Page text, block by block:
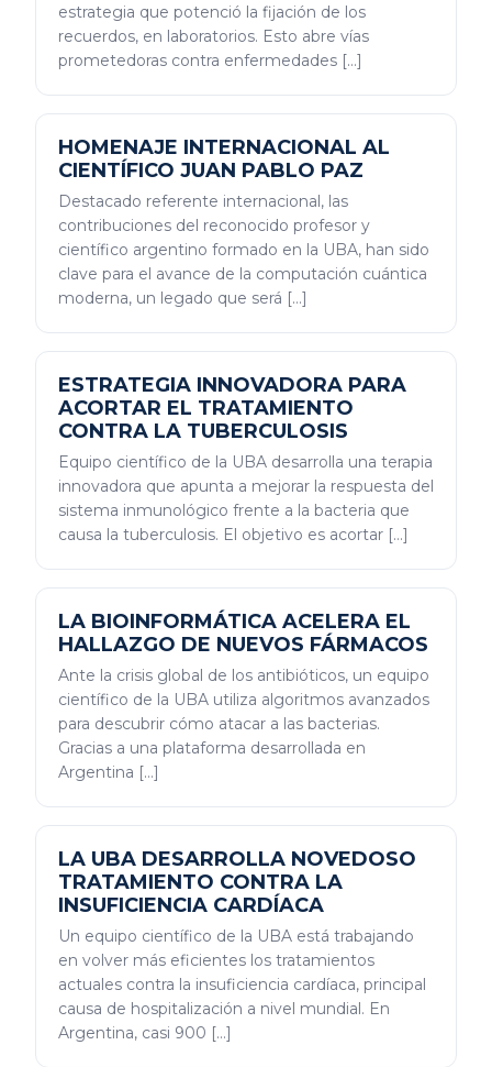
estrategia que potenció la fijación de los
recuerdos, en laboratorios. Esto abre vías
prometedoras contra enfermedades […]
HOMENAJE INTERNACIONAL AL
CIENTÍFICO JUAN PABLO PAZ
Destacado referente internacional, las
contribuciones del reconocido profesor y
científico argentino formado en la UBA, han sido
clave para el avance de la computación cuántica
moderna, un legado que será […]
ESTRATEGIA INNOVADORA PARA
ACORTAR EL TRATAMIENTO
CONTRA LA TUBERCULOSIS
Equipo científico de la UBA desarrolla una terapia
innovadora que apunta a mejorar la respuesta del
sistema inmunológico frente a la bacteria que
causa la tuberculosis. El objetivo es acortar […]
LA BIOINFORMÁTICA ACELERA EL
HALLAZGO DE NUEVOS FÁRMACOS
Ante la crisis global de los antibióticos, un equipo
científico de la UBA utiliza algoritmos avanzados
para descubrir cómo atacar a las bacterias.
Gracias a una plataforma desarrollada en
Argentina […]
LA UBA DESARROLLA NOVEDOSO
TRATAMIENTO CONTRA LA
INSUFICIENCIA CARDÍACA
Un equipo científico de la UBA está trabajando
en volver más eficientes los tratamientos
actuales contra la insuficiencia cardíaca, principal
causa de hospitalización a nivel mundial. En
Argentina, casi 900 […]